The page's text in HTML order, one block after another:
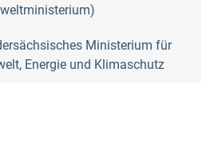
Ministerium für
Energie und Klimaschutz